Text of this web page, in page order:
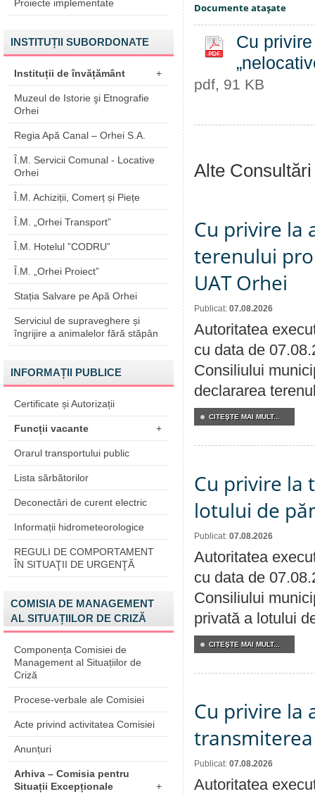
Proiecte implementate
INSTITUȚII SUBORDONATE
Instituții de învățământ +
Muzeul de Istorie şi Etnografie
Orhei
Regia Apă Canal – Orhei S.A.
Î.M. Servicii Comunal - Locative
Orhei
Î.M. Achiziții, Comerț și Piețe
Î.M. „Orhei Transport”
Î.M. Hotelul ”CODRU”
Î.M. „Orhei Proiect”
Stația Salvare pe Apă Orhei
Serviciul de supraveghere și
îngrijire a animalelor fără stăpân
INFORMAȚII PUBLICE
Certificate și Autorizații
Funcții vacante +
Orarul transportului public
Lista sărbătorilor
Deconectări de curent electric
Informații hidrometeorologice
REGULI DE COMPORTAMENT
ÎN SITUAŢII DE URGENŢĂ
COMISIA DE MANAGEMENT
AL SITUAȚIILOR DE CRIZĂ
Componența Comisiei de
Management al Situațiilor de
Criză
Procese-verbale ale Comisiei
Acte privind activitatea Comisiei
Anunțuri
Arhiva – Comisia pentru
Situații Excepționale
+
Documente ataşate
Cu
pdf, 91 KB
Alte
Cu privire la
terenului
UAT Orhei
Publicat: 07.08.2026
Autoritatea
cu data de
Consiliului
declararea
CITEŞTE MAI MULT...
Cu privire la
lotului de
Publicat: 07.08.2026
Autoritatea
cu data de
Consiliului
privată a lotului
CITEŞTE MAI MULT...
Cu privire la
Publicat: 07.08.2026
Autoritatea